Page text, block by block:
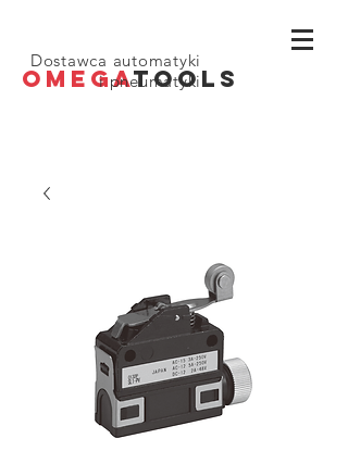
OMEGATOOLS
Dostawca automatyki
i pneumatyki